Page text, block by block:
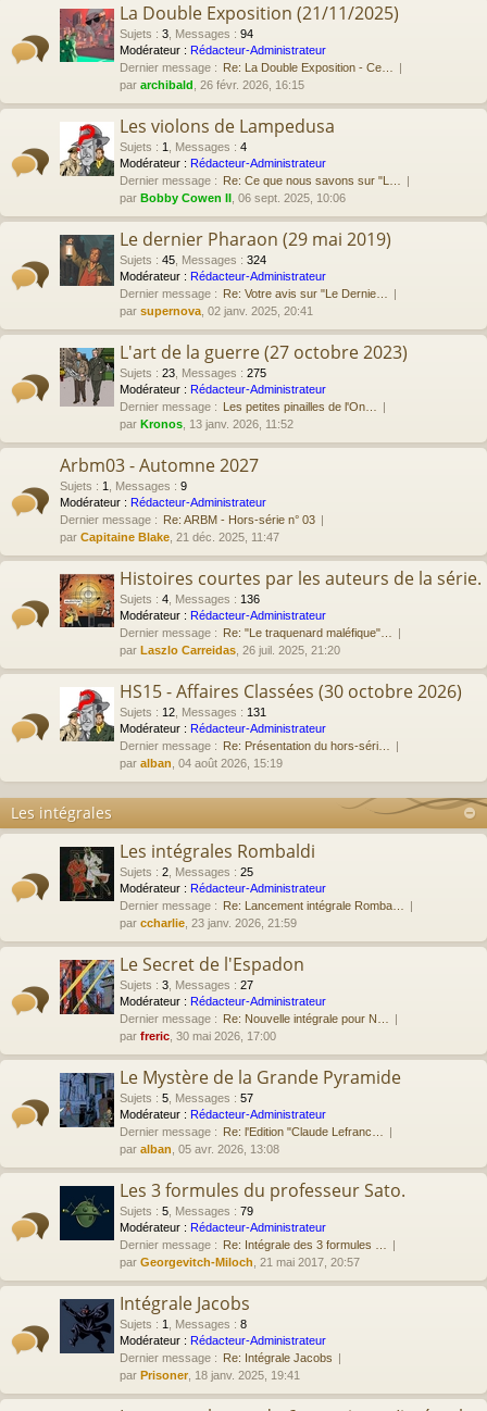
La Double Exposition (21/11/2025)
Sujets : 3 Messages : 94
Modérateur : Rédacteur-Administrateur
Dernier message : Re: La Double Exposition - Ce…
par archibald , 26 févr. 2026, 16:15
Les violons de Lampedusa
Sujets : 1 Messages : 4
Modérateur : Rédacteur-Administrateur
Dernier message : Re: Ce que nous savons sur "L…
par Bobby Cowen II , 06 sept. 2025, 10:06
Le dernier Pharaon (29 mai 2019)
Sujets : 45 Messages : 324
Modérateur : Rédacteur-Administrateur
Dernier message : Re: Votre avis sur "Le Dernie…
par supernova , 02 janv. 2025, 20:41
L'art de la guerre (27 octobre 2023)
Sujets : 23 Messages : 275
Modérateur : Rédacteur-Administrateur
Dernier message : Les petites pinailles de l'On…
par Kronos , 13 janv. 2026, 11:52
Arbm03 - Automne 2027
Sujets : 1 Messages : 9
Modérateur : Rédacteur-Administrateur
Dernier message : Re: ARBM - Hors-série n° 03
par Capitaine Blake , 21 déc. 2025, 11:47
Histoires courtes par les auteurs de la série.
Sujets : 4 Messages : 136
Modérateur : Rédacteur-Administrateur
Dernier message : Re: "Le traquenard maléfique"…
par Laszlo Carreidas , 26 juil. 2025, 21:20
HS15 - Affaires Classées (30 octobre 2026)
Sujets : 12 Messages : 131
Modérateur : Rédacteur-Administrateur
Dernier message : Re: Présentation du hors-séri…
par alban , 04 août 2026, 15:19
Les intégrales
Les intégrales Rombaldi
Sujets : 2 Messages : 25
Modérateur : Rédacteur-Administrateur
Dernier message : Re: Lancement intégrale Romba…
par ccharlie , 23 janv. 2026, 21:59
Le Secret de l'Espadon
Sujets : 3 Messages : 27
Modérateur : Rédacteur-Administrateur
Dernier message : Re: Nouvelle intégrale pour N…
par freric , 30 mai 2026, 17:00
Le Mystère de la Grande Pyramide
Sujets : 5 Messages : 57
Modérateur : Rédacteur-Administrateur
Dernier message : Re: l'Edition "Claude Lefranc…
par alban , 05 avr. 2026, 13:08
Les 3 formules du professeur Sato.
Sujets : 5 Messages : 79
Modérateur : Rédacteur-Administrateur
Dernier message : Re: Intégrale des 3 formules …
par Georgevitch-Miloch , 21 mai 2017, 20:57
Intégrale Jacobs
Sujets : 1 Messages : 8
Modérateur : Rédacteur-Administrateur
Dernier message : Re: Intégrale Jacobs
par Prisoner , 18 janv. 2025, 19:41